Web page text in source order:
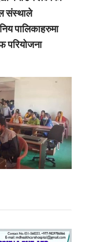
संस्थाले
पालिकाहरुमा
परियोजना